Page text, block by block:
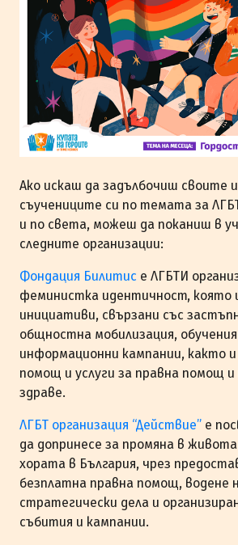
Ако искаш да задълбочиш своите
съучениците си по темата за
и по света, можеш да поканиш в
следните организации:
Фондация Билитис е ЛГБТИ
феминистка идентичност, която
инициативи, свързани със
общностна мобилизация,
информационни кампании, както
помощ и услуги за правна помощ и
здраве.
ЛГБТ организация “Действие” е
да допринесе за промяна в
хората в България, чрез
безплатна правна помощ, водене
стратегически дела и
събития и кампании.